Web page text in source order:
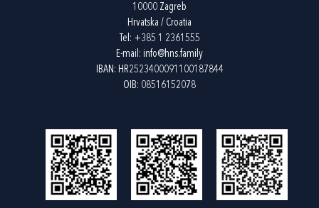
10000 Zagreb
Hrvatska / Croatia
Tel: +385 1 2361555
E-mail: info@hns.family
IBAN: HR2523400091100187844
OIB: 08516152078